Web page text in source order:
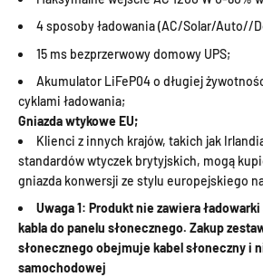
4 sposoby ładowania (AC/Solar/Auto//
15 ms bezprzerwowy domowy UPS;
Akumulator LiFeP04 o długiej
cyklami ładowania;
Gniazda wtykowe EU;
Klienci z innych krajów, takich jak
standardów wtyczek brytyjskich, mogą
gniazda konwersji ze stylu europejskiego
Uwaga 1: Produkt nie zawiera
kabla do panelu słonecznego. Zakup
słonecznego obejmuje kabel słoneczny i
samochodowej